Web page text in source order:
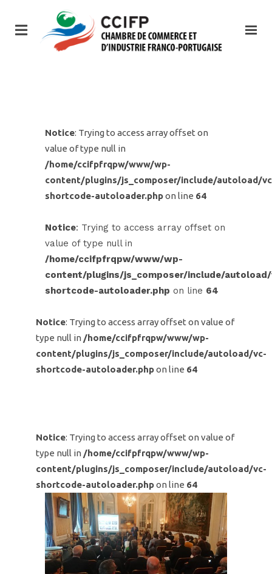
Notice: Trying to access array offset on
value of type null in
/home/ccifpfrqpw/www/wp-
content/plugins/js_composer/include/autoload/
shortcode-autoloader.phpon line 64
Notice: Trying to access array offset on
value of type null in
/home/ccifpfrqpw/www/wp-
content/plugins/js_composer/include/
shortcode-autoloader.php on line 64
Notice: Trying to access array offset on value of
type null in /home/ccifpfrqpw/www/wp-
content/plugins/js_composer/include/autoload/vc-
shortcode-autoloader.phpon line 64
Notice: Trying to access array offset on value of
type null in /home/ccifpfrqpw/www/wp-
content/plugins/js_composer/include/autoload/vc-
shortcode-autoloader.phpon line 64